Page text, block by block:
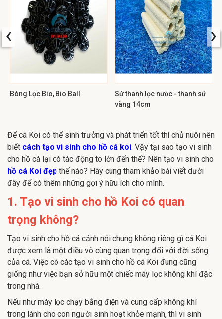
Bóng Lọc Bio, Bio Ball
Sứ thanh lọc nước - thanh sứ
vàng 14cm
‹ ›
Để cá Koi có thể sinh trưởng và phát triển tốt thì chủ nuôi nên
biết cách tạo vi sinh cho hồ cá koi. Vậy tại sao tạo vi sinh
cho hồ cá lại có tác động to lớn đến thế? Nên tạo vi sinh cho
hồ cá Koi đẹp thế nào? Hãy cùng tham khảo bài viết dưới
đây để có thêm những gợi ý hữu ích cho mình.
1. Tạo vi sinh cho hồ Koi có quan
trọng không?
Tạo vi sinh cho hồ cá cảnh nói chung không riêng gì cá Koi
được xem là một điều vô cùng quan trọng đối với đời sống
của cá. Việc có các tạo vi sinh cho hồ cá Koi đúng cũng
giống như việc bạn sở hữu một chiếc máy lọc không khí đặc
trong nhà.
Nếu như máy lọc chạy bằng điện và cung cấp không khí
trong lành cho con người sinh hoạt khỏe mạnh, thì vi sinh